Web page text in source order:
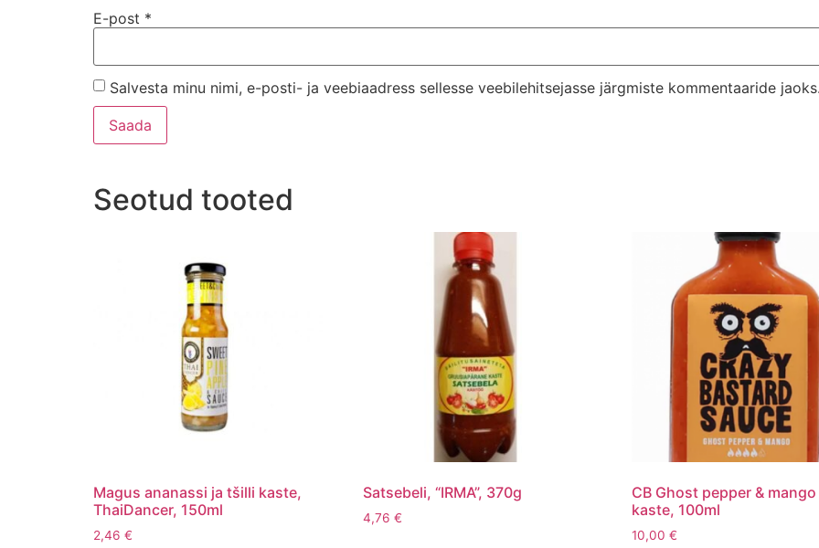
E-post *
Salvesta minu nimi, e-posti- ja veebiaadress sellesse veebilehitsejasse järgmiste kommentaaride
Seotud tooted
Magus ananassi ja tšilli kaste,
ThaiDancer, 150ml
2,46 €
Satsebeli, “IRMA”, 370g
4,76 €
CB Ghost pepper & mango
kaste, 100ml
10,00€